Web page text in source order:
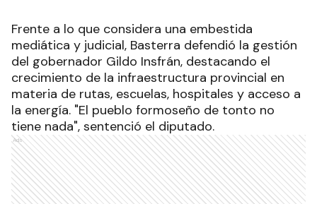
Frente a lo que considera una embestida
mediática y judicial, Basterra defendió la gestión
del gobernador Gildo Insfrán, destacando el
crecimiento de la infraestructura provincial en
materia de rutas, escuelas, hospitales y acceso a
la energía. "El pueblo formoseño de tonto no
tiene nada", sentenció el diputado.
Ads